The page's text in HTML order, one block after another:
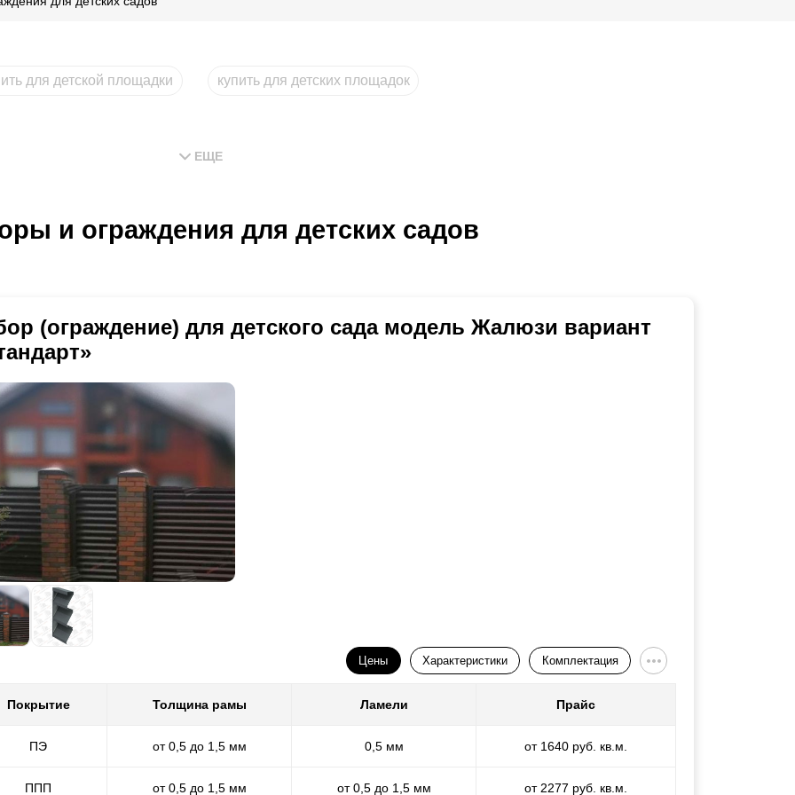
для детской площадки купить для детских площадок
ЕЩЕ
и ограждения для детских садов
(ограждение) для детского сада модель Жалюзи вариант
Цены Характеристики Комплектация
Покрытие Толщина рамы Ламели Прайс
ПЭ от 0,5 до 1,5 мм 0,5 мм от 1640 руб. кв.м.
ППП от 0,5 до 1,5 мм от 0,5 до 1,5 мм от 2277 руб. кв.м.